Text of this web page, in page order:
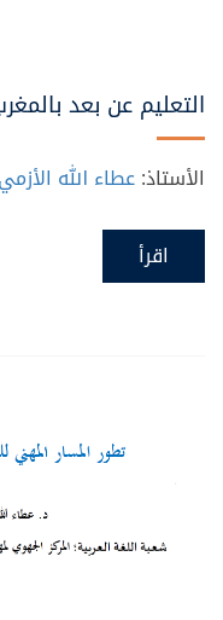
التعليم عن بعد
الأستاذ:عطاء الله الأزمي
اقرأ